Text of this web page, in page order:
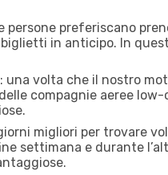
persone preferiscano
in anticipo. In
volta che il nostro
compagnie aeree
migliori per trovare
settimana e durante